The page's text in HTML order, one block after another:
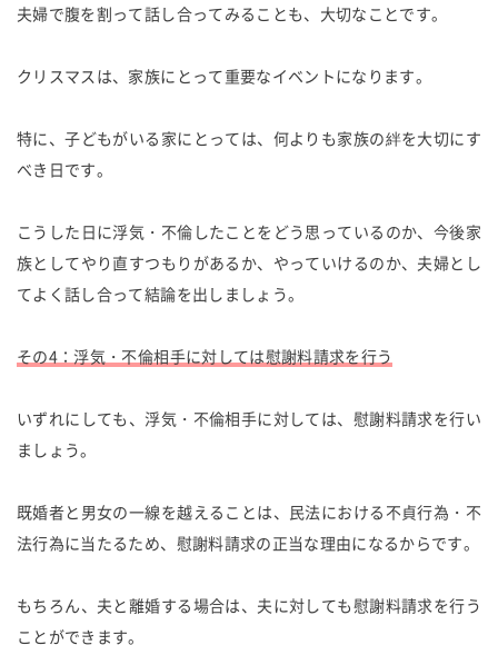
夫婦で腹を割って話し合ってみることも、大切なことです。
クリスマスは、家族にとって重要なイベントになります。
特に、子どもがいる家にとっては、何よりも家族の絆を大切にす
べき日です。
こうした日に浮気・不倫したことをどう思っているのか、今後家
族としてやり直すつもりがあるか、やっていけるのか、夫婦とし
てよく話し合って結論を出しましょう。
その4：浮気・不倫相手に対しては慰謝料請求を行う
いずれにしても、浮気・不倫相手に対しては、慰謝料請求を行い
ましょう。
既婚者と男女の一線を越えることは、民法における不貞行為・不
法行為に当たるため、慰謝料請求の正当な理由になるからです。
もちろん、夫と離婚する場合は、夫に対しても慰謝料請求を行う
ことができます。